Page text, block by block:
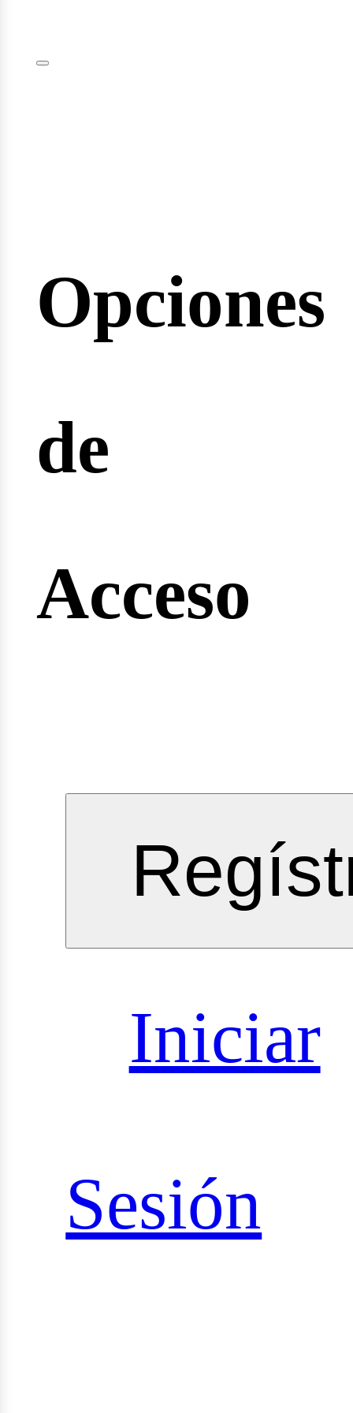
Opciones
de
Acceso
Iniciar
Sesión